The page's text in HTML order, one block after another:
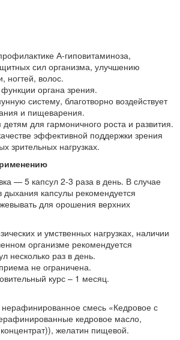
А-гиповитаминоза,
сил организма, улучшению
ногтей, волос.
органа зрения.
систему, благотворно воздействует
и пищеварения.
детям для гармоничного роста и развития.
эффективной поддержки зрения
зрительных нагрузках.
— 5 капсул 2-3 раза в день. В случае
дыхания капсулы рекомендуется
для орошения верхних
и умственных нагрузках, наличии
организме рекомендуется
несколько раз в день.
не ограничена.
курс – 1 месяц.
смесь «Кедровое с
кедровое масло,
желатин пищевой.